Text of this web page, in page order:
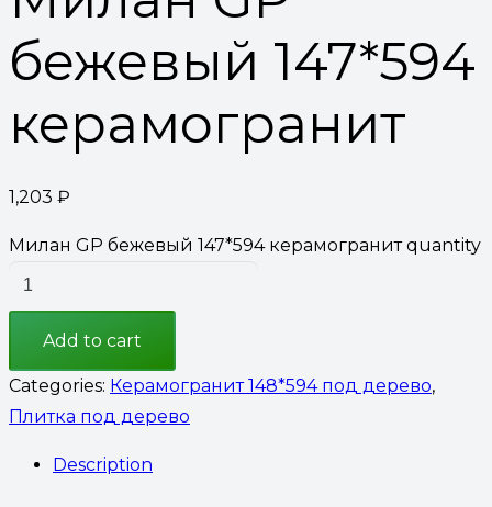
бежевый 147*594
керамогранит
1,203 ₽
Милан GP бежевый 147*594 керамогранит quantity
Add to cart
Categories: Керамогранит 148*594 под дерево,
Плитка под дерево
Description